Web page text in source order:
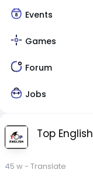
Events
Games
Forum
Jobs
Top English
45 w- Translate